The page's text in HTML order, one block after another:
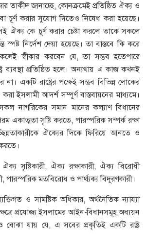
তাকীদ জানাচ্ছে, কোনক্রমেই প্রতিষ্ঠিত ঐক্য ও
চূর্ণ করার সুযোগ দিতেও নিষেধ করা হয়েছে।
ঐক্য কে চূর্ণ করার চেষ্টা করলে তাকে সকলে
স্পষ্ট নির্দেশ দেয়া হয়েছে। তা বাস্তবে কি করে
স্বীকার করবেন যে, তা সম্ভব হতেপারে
ব্যবস্থা প্রতিষ্ঠিত হলে। অন্যথায় এ কাজ কখনই
না। একটি রাষ্ট্রের পক্ষেই সম্ভব বিভিন্ন লোকের
ইসলামী আদর্শ সম্পূর্ণ বাস্তবায়নের মাধ্যমে।
সকল নাগরিকের সমান মানের কল্যাণ বিধানের
একাত্মতা সৃষ্টি করতে, পারস্পরিক সম্পর্ক রক্ষা
ঐক্যের দিকে ফিরিয়ে আনতে ও
ঐক্য সৃষ্টিকারী, ঐক্য রক্ষাকারী, ঐক্য বিরোধী
পারস্পরিক মতবিরোধ ও পার্থ্যক্য বিদূরণকারী।
ও সামষ্টিক অধিকার, অর্থনৈতিক ন্যায্যা
ক্ষেত্রে প্রযোজ্য ইসলামের আইন-বিধানসমূহ অধ্যয়ন
বোঝা যায় যে, এ সবের প্রকৃতিই একটি রাষ্ট্র